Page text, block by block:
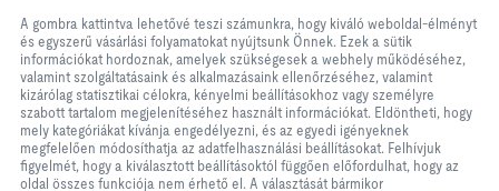
Telefon +36 1 212 1211
Kapcsolat
A TROX A KÖZÖSSÉGI MÉDIÁBAN
Ezek a sütik információkat
hordoznak, amelyek szükségesek
a webhely működéséhez, valamint
szolgáltatásaink és alkalmazásaink
ellenőrzéséhez, valamint kizárólag
statisztikai célokra, kényelmi
beállításokhoz vagy személyre
szabott tartalom megjelenítéséhez
használt információkat. Eldöntheti,
hogy mely kategóriákat kívánja
A gombra kattintva lehetővé teszi számunkra, hogy kiváló weboldal-élményt
és egyszerű vásárlási folyamatokat nyújtsunk Önnek. Ezek a sütik
információkat hordoznak, amelyek szükségesek a webhely működéséhez,
valamint szolgáltatásaink és alkalmazásaink ellenőrzéséhez, valamint
kizárólag statisztikai célokra, kényelmi beállításokhoz vagy személyre
szabott tartalom megjelenítéséhez használt információkat. Eldöntheti, hogy
mely kategóriákat kívánja engedélyezni, és az egyedi igényeknek
megfelelően módosíthatja az adatfelhasználási beállításokat. Felhívjuk
figyelmét, hogy a kiválasztott beállításoktól függően előfordulhat, hogy az
oldal összes funkciója nem érhető el. A választását bármikor